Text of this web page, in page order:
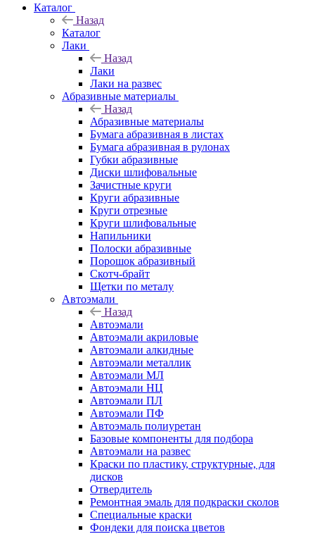
Каталог
Назад
Каталог
Лаки
Назад
Лаки
Лаки на развес
Абразивные материалы
Назад
Абразивные материалы
Бумага абразивная в листах
Бумага абразивная в рулонах
Губки абразивные
Диски шлифовальные
Зачистные круги
Круги абразивные
Круги отрезные
Круги шлифовальные
Напильники
Полоски абразивные
Порошок абразивный
Скотч-брайт
Щетки по металу
Автоэмали
Назад
Автоэмали
Автоэмали акриловые
Автоэмали алкидные
Автоэмали металлик
Автоэмали МЛ
Автоэмали НЦ
Автоэмали ПЛ
Автоэмали ПФ
Автоэмаль полиуретан
Базовые компоненты для подбора
Автоэмали на развес
Краски по пластику, структурные, для
дисков
Отвердитель
Ремонтная эмаль для подкраски сколов
Специальные краски
Фондеки для поиска цветов